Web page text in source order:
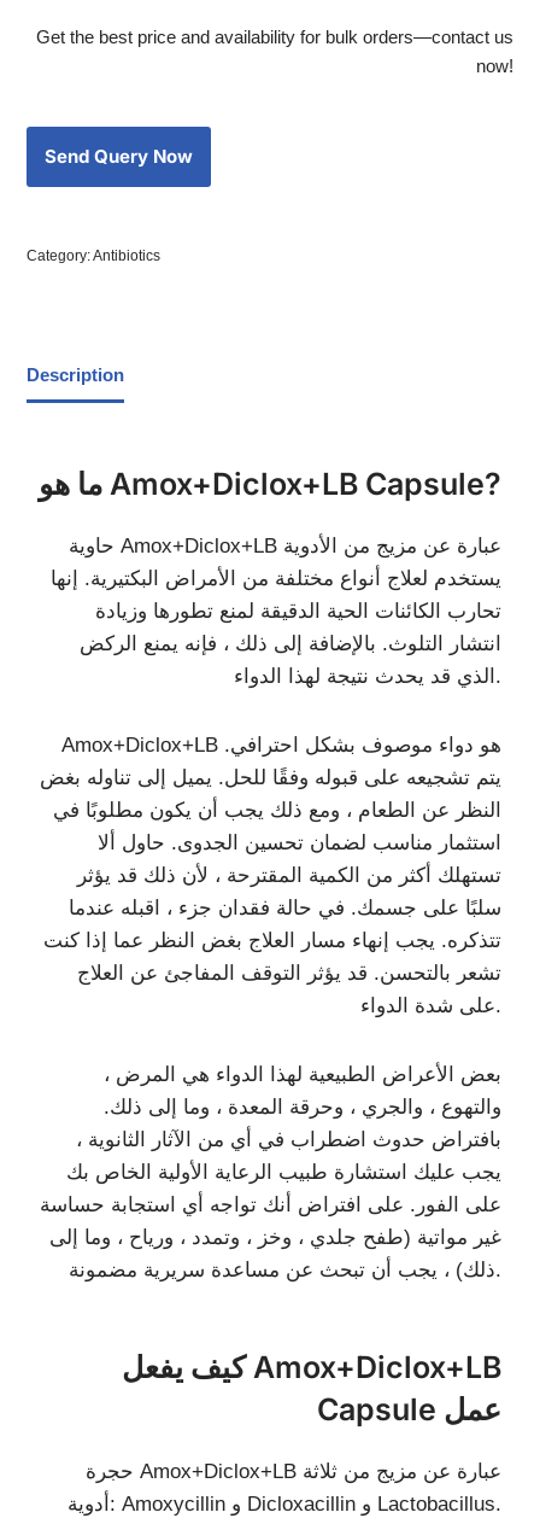
Get the best price and availability for bulk orders—contact us
now!
Category:Antibiotics
Description
ما هو Amox+Diclox+LB Capsule?
حاوية Amox+Diclox+LB عبارة عن مزيج من الأدوية
يستخدم لعلاج أنواع مختلفة من الأمراض البكتيرية. إنها
تحارب الكائنات الحية الدقيقة لمنع تطورها وزيادة
انتشار التلوث. بالإضافة إلى ذلك ، فإنه يمنع الركض
الذي قد يحدث نتيجة لهذا الدواء.
Amox+Diclox+LB هو دواء موصوف بشكل احترافي.
يتم تشجيعه على قبوله وفقًا للحل. يميل إلى تناوله بغض
النظر عن الطعام ، ومع ذلك يجب أن يكون مطلوبًا في
استثمار مناسب لضمان تحسين الجدوى. حاول ألا
تستهلك أكثر من الكمية المقترحة ، لأن ذلك قد يؤثر
سلبًا على جسمك. في حالة فقدان جزء ، اقبله عندما
تتذكره. يجب إنهاء مسار العلاج بغض النظر عما إذا كنت
تشعر بالتحسن. قد يؤثر التوقف المفاجئ عن العلاج
على شدة الدواء.
بعض الأعراض الطبيعية لهذا الدواء هي المرض ،
والتهوع ، والجري ، وحرقة المعدة ، وما إلى ذلك.
بافتراض حدوث اضطراب في أي من الآثار الثانوية ،
يجب عليك استشارة طبيب الرعاية الأولية الخاص بك
على الفور. على افتراض أنك تواجه أي استجابة حساسة
غير مواتية (طفح جلدي ، وخز ، وتمدد ، ورياح ، وما إلى
ذلك) ، يجب أن تبحث عن مساعدة سريرية مضمونة.
كيف يفعل Amox+Diclox+LB
Capsule عمل
حجرة Amox+Diclox+LB عبارة عن مزيج من ثلاثة
أدوية: Amoxycillin و Dicloxacillin و Lactobacillus.